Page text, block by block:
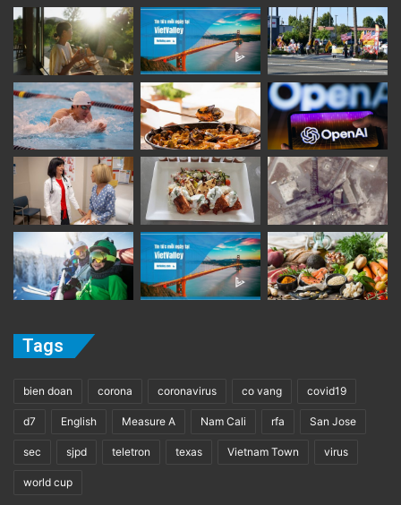
Tags
bien doan corona coronavirus co vang covid19
d7 English Measure A Nam Cali rfa San Jose
sec sjpd teletron texas Vietnam Town virus
world cup